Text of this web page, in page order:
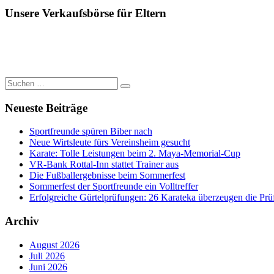
Unsere Verkaufsbörse für Eltern
Suchen
nach:
Suchen
Neueste Beiträge
Sportfreunde spüren Biber nach
Neue Wirtsleute fürs Vereinsheim gesucht
Karate: Tolle Leistungen beim 2. Maya-Memorial-Cup
VR-Bank Rottal-Inn stattet Trainer aus
Die Fußballergebnisse beim Sommerfest
Sommerfest der Sportfreunde ein Volltreffer
Erfolgreiche Gürtelprüfungen: 26 Karateka überzeugen die
Archiv
August 2026
Juli 2026
Juni 2026